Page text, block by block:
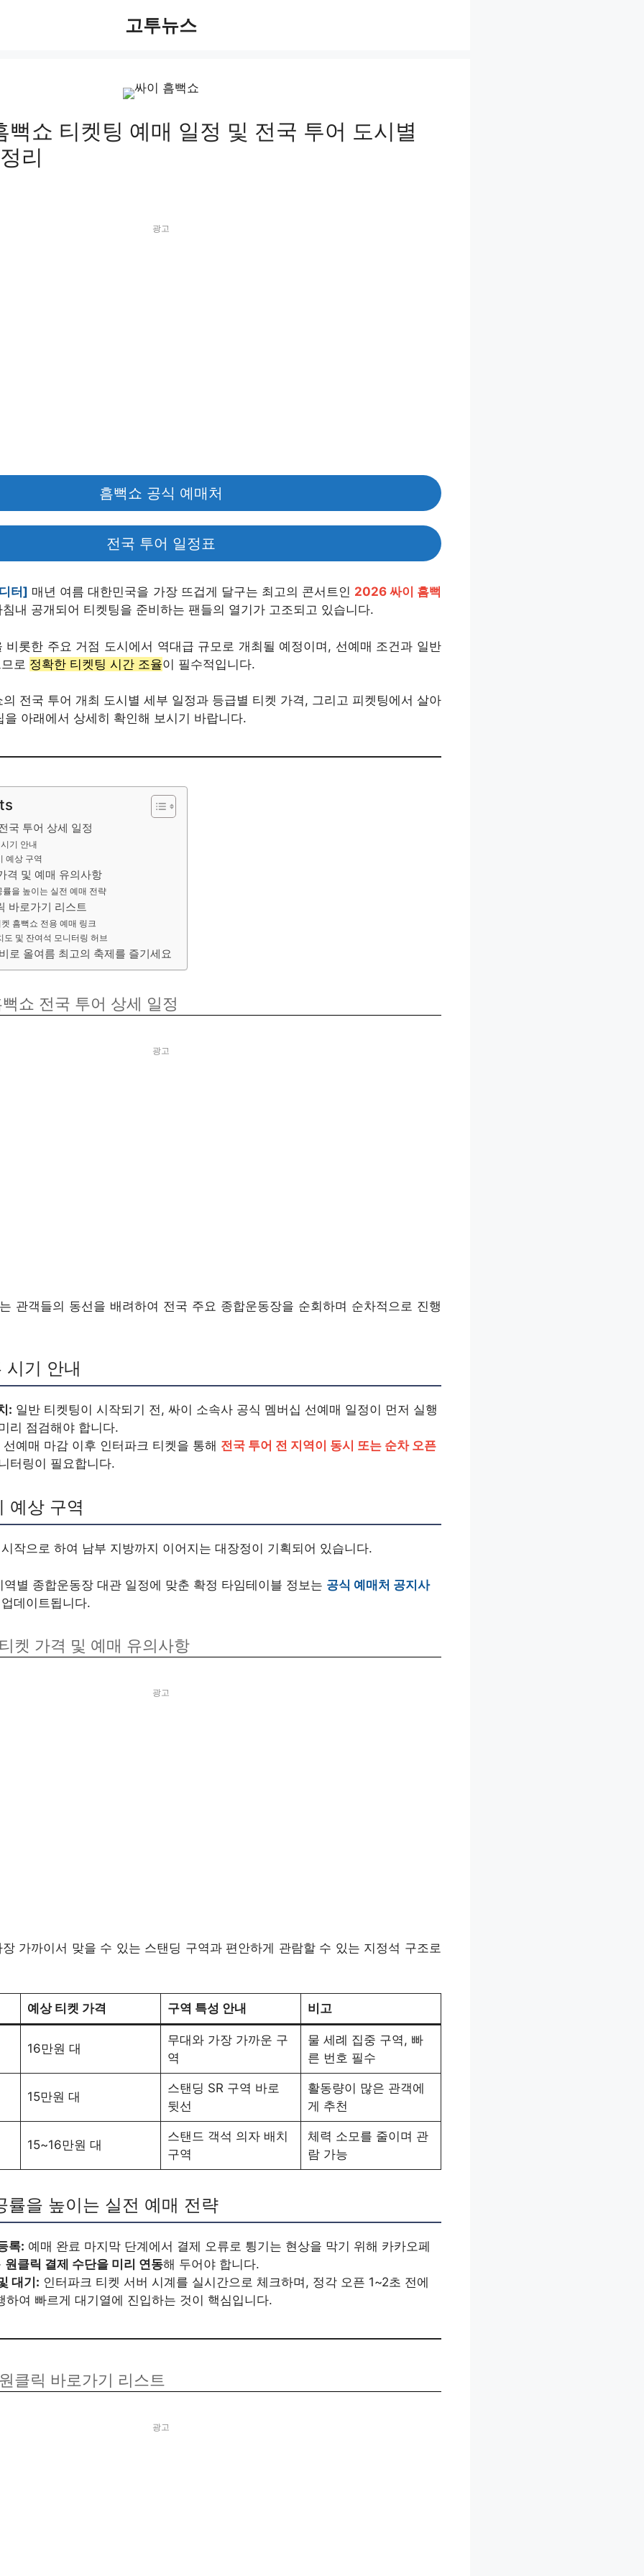
고투뉴스
쇼 티켓팅 예매 일정 및 전국 투어 도시별
리
광고
흠뻑쇼 공식 예매처
전국 투어 일정표
터] 매년 여름 대한민국을 가장 뜨겁게 달구는 최고의 콘서트인 2026 싸이 흠뻑
침내 공개되어 티켓팅을 준비하는 팬들의 열기가 고조되고 있습니다.
비롯한 주요 거점 도시에서 역대급 규모로 개최될 예정이며, 선예매 조건과 일반
로 정확한 티켓팅 시간 조율이 필수적입니다.
전국 투어 개최 도시별 세부 일정과 등급별 티켓 가격, 그리고 피켓팅에서 살아
을 아래에서 상세히 확인해 보시기 바랍니다.
국 투어 상세 일정
기 안내
예상 구역
격 및 예매 유의사항
을 높이는 실전 예매 전략
바로가기 리스트
흠뻑쇼 전용 예매 링크
도 및 잔여석 모니터링 허브
로 올여름 최고의 축제를 즐기세요
쇼 전국 투어 상세 일정
광고
관객들의 동선을 배려하여 전국 주요 종합운동장을 순회하며 순차적으로 진행
시기 안내
: 일반 티켓팅이 시작되기 전, 싸이 소속사 공식 멤버십 선예매 일정이 먼저 실행
리 점검해야 합니다.
선예매 마감 이후 인터파크 티켓을 통해 전국 투어 전 지역이 동시 또는 순차 오픈
터링이 필요합니다.
예상 구역
작으로 하여 남부 지방까지 이어지는 대장정이 기획되어 있습니다.
역별 종합운동장 대관 일정에 맞춘 확정 타임테이블 정보는 공식 예매처 공지사
데이트됩니다.
켓 가격 및 예매 유의사항
광고
가까이서 맞을 수 있는 스탠딩 구역과 편안하게 관람할 수 있는 지정석 구조로
예상 티켓 가격 구역 특성 안내 비고
16만원 대
무대와 가장 가까운 구
역
물 세례 집중 구역, 빠
른 번호 필수
15만원 대
스탠딩 SR 구역 바로
뒷선
활동량이 많은 관객에
게 추천
15~16만원 대
스탠드 객석 의자 배치
구역
체력 소모를 줄이며 관
람 가능
률을 높이는 실전 예매 전략
록: 예매 완료 마지막 단계에서 결제 오류로 튕기는 현상을 막기 위해 카카오페
원클릭 결제 수단을 미리 연동해 두어야 합니다.
대기: 인터파크 티켓 서버 시계를 실시간으로 체크하며, 정각 오픈 1~2초 전에
하여 빠르게 대기열에 진입하는 것이 핵심입니다.
클릭 바로가기 리스트
광고